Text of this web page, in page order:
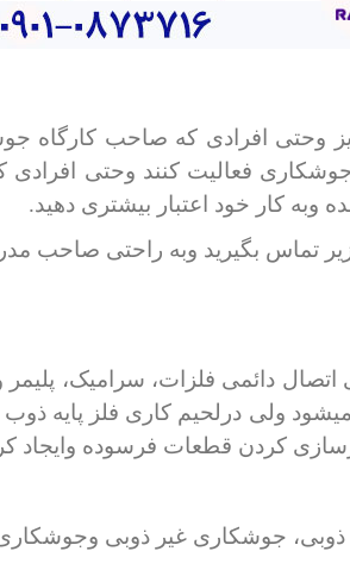
وحتی افرادی که صاحب کارگاه
فعالیت کنند وحتی
وبه کار خود اعتبار بیشتری دهید.
تماس بگیرید وبه راحتی صاحب
دائمی فلزات، سرامیک، پلیمر
ولی درلحیم کاری فلز پایه
کردن قطعات فرسوده وایجاد
جوشکاری غیر ذوبی